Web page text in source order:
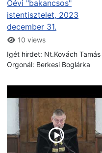
Óévi "bakancsos"
istentisztelet, 2023
december 31.
10 views
Igét hirdet: Nt.Kovách Tamás
Orgonál: Berkesi Boglárka